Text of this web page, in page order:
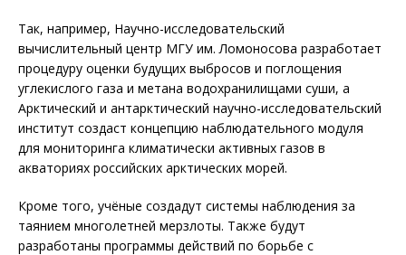
Так, например, Научно-исследовательский
вычислительный центр МГУ им. Ломоносова разработает
процедуру оценки будущих выбросов и поглощения
углекислого газа и метана водохранилищами суши, а
Арктический и антарктический научно-исследовательский
институт создаст концепцию наблюдательного модуля
для мониторинга климатически активных газов в
акваториях российских арктических морей.
Кроме того, учёные создадут системы наблюдения за
таянием многолетней мерзлоты. Также будут
разработаны программы действий по борьбе с